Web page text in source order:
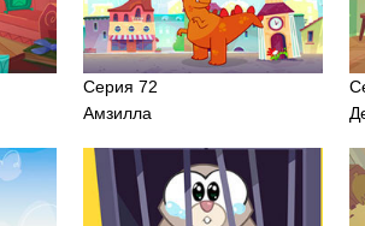
Серия 72
Амзилла